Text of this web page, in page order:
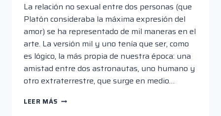
La relación no sexual entre dos personas (que
Platón consideraba la máxima expresión del
amor) se ha representado de mil maneras en el
arte. La versión mil y uno tenía que ser, como
es lógico, la más propia de nuestra época: una
amistad entre dos astronautas, uno humano y
otro extraterrestre, que surge en medio…
LEER MÁS “PROYECTO